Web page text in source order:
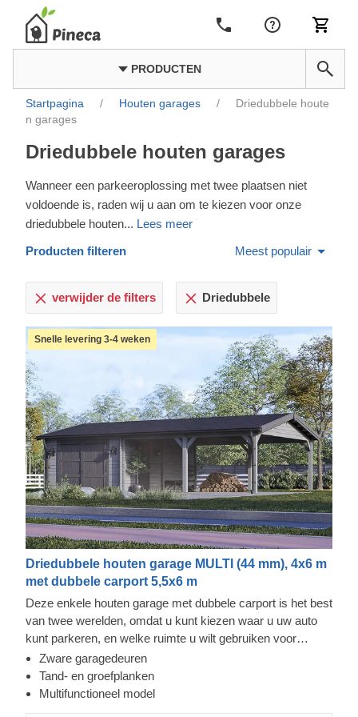
PRODUCTEN
Startpagina / Houten garages /
Driedubbele houte
n garages
Driedubbele houten garages
Wanneer een parkeeroplossing met twee plaatsen niet
voldoende is, raden wij u aan om te kiezen voor onze
driedubbele houten... Lees meer
Producten filteren Meest populair
verwijder de filters Driedubbele
Snelle levering 3-4 weken
Driedubbele houten garage MULTI (44 mm), 4x6 m
met dubbele carport 5,5x6 m
Deze enkele houten garage met dubbele carport is het best
van twee werelden, omdat u kunt kiezen waar u uw auto
kunt parkeren, en welke ruimte u wilt gebruiken voor
opslag of andere voertuigen. Nu hoeft u niet te kiezen
tussen deze twee opties - geniet gewoon van de luxe van
een veilige opbergplaats voor voertuigen en extra ruimte
Zware garagedeuren
Tand- en groefplanken
Multifunctioneel model